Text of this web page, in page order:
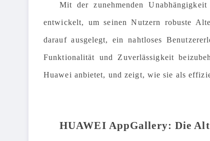
Mit der zunehmenden
entwickelt, um seinen Nutzern robuste
darauf ausgelegt, ein nahtloses
Funktionalität und Zuverlässigkeit
Huawei anbietet, und zeigt, wie sie als
HUAWEI AppGallery: Die